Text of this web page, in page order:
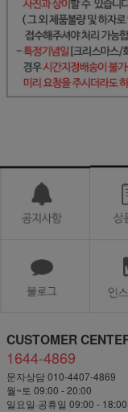
CUSTOMER
1644-4869
문자상담 010-4407-4869
월~토 09:00 - 20:00
일요일·공휴일 09:00 - 18:00